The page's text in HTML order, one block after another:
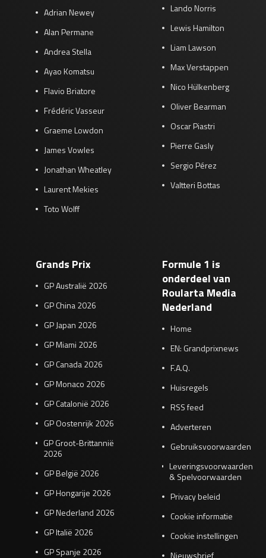
Adrian Newey
Alan Permane
Andrea Stella
Ayao Komatsu
Flavio Briatore
Frédéric Vasseur
Graeme Lowdon
James Vowles
Jonathan Wheatley
Laurent Mekies
Toto Wolff
Lando Norris
Lewis Hamilton
Liam Lawson
Max Verstappen
Nico Hülkenberg
Oliver Bearman
Oscar Piastri
Pierre Gasly
Sergio Pérez
Valtteri Bottas
Grands Prix
GP Australië 2026
GP China 2026
GP Japan 2026
GP Miami 2026
GP Canada 2026
GP Monaco 2026
GP Catalonië 2026
GP Oostenrijk 2026
GP Groot-Brittannië
2026
GP België 2026
GP Hongarije 2026
GP Nederland 2026
GP Italië 2026
GP Spanje 2026
Formule 1 is
onderdeel van
Roularta Media
Nederland
Home
EN: Grandprixnews
F.A.Q.
Huisregels
RSS feed
Adverteren
Gebruiksvoorwaarden
Leveringsvoorwaarden
& Spelvoorwaarden
Privacy beleid
Cookie informatie
Cookie instellingen
Nieuwsbrief